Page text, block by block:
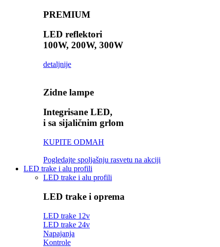
PREMIUM
LED reflektori
100W, 200W, 300W
detaljnije
Zidne lampe
Integrisane LED,
i sa sijaličnim grlom
KUPITE ODMAH
Pogledajte spoljašnju rasvetu na akciji
LED trake i alu profili
LED trake i alu profili
LED trake i oprema
LED trake 12v
LED trake 24v
Napajanja
Kontrole